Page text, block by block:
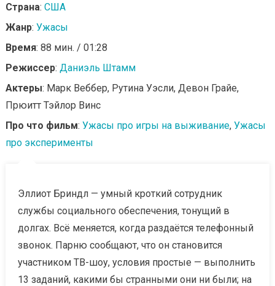
Страна: США
Жанр: Ужасы
Время: 88 мин. / 01:28
Режиссер: Даниэль Штамм
Актеры: Марк Веббер, Рутина Уэсли, Девон Грайе,
Прюитт Тэйлор Винс
Про что фильм: Ужасы про игры на выживание, Ужасы
про эксперименты
Эллиот Бриндл — умный кроткий сотрудник
службы социального обеспечения, тонущий в
долгах. Всё меняется, когда раздаётся телефонный
звонок. Парню сообщают, что он становится
участником ТВ-шоу, условия простые — выполнить
13 заданий, какими бы странными они ни были; на